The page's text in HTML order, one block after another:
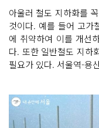
아울러 철도 지하화를
것이다. 예를 들어 고가
에 취약하여 이를 개선
다. 또한 일반철도 지하
필요가 있다. 서울역-용